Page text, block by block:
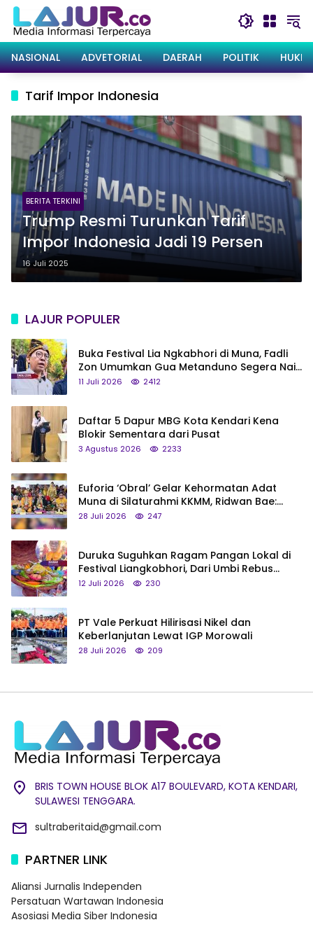
Langsung
konten
NASIONAL
ADVETORIAL DAERAH POLITIK
Tarif Impor Indonesia
BERITA TERKINI
Trump Resmi Turunkan Tarif
Impor Indonesia Jadi 19 Persen
16 Juli 2025
LAJUR POPULER
Buka Festival Lia Ngkabhori di Muna, Fadli
Zon Umumkan Gua Metanduno Segera Naik
Status Jadi Cagar Budaya Nasional
11 Juli 2026 2412
Daftar 5 Dapur MBG Kota Kendari Kena
Blokir Sementara dari Pusat
3 Agustus 2026 2233
Euforia ‘Obral’ Gelar Kehormatan Adat
Muna di Silaturahmi KKMM, Ridwan Bae:
Saya Bukan Tipe Begitu, Belum Pantas!
28 Juli 2026 247
Duruka Suguhkan Ragam Pangan Lokal di
Festival Liangkobhori, Dari Umbi Rebus
hingga Tumpeng Beras Muna
12 Juli 2026 230
PT Vale Perkuat Hilirisasi Nikel dan
Keberlanjutan Lewat IGP Morowali
28 Juli 2026 209
BRIS TOWN HOUSE BLOK A17 BOULEVARD, KOTA KENDARI,
SULAWESI TENGGARA.
sultraberitaid@gmail.com
PARTNER LINK
Aliansi Jurnalis Independen
Persatuan Wartawan Indonesia
Asosiasi Media Siber Indonesia